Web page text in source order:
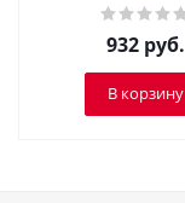
932 руб.
В корзину